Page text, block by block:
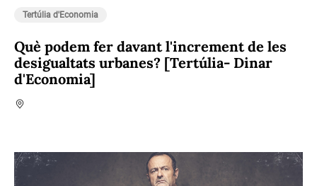
Tertúlia d'Economia
Què podem fer davant l'increment de les
desigualtats urbanes? [Tertúlia- Dinar
d'Economia]